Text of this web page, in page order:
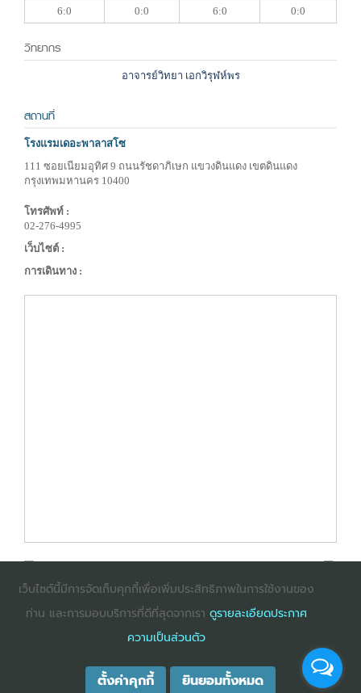
6:0 0:0 6:0 0:0
วิทยากร
อาจารย์วิทยา เอกวิรุฬห์พร
สถานที่
โรงแรมเดอะพาลาสโซ
111 ซอยเนียมอุทิศ 9 ถนนรัชดาภิเษก แขวงดินแดง เขตดินแดง
กรุงเทพมหานคร 10400
โทรศัพท์ :
02-276-4995
เว็บไซต์ :
การเดินทาง :
: InternetExplorer เวอร์ชั่น 10 ขึ้นไป
: Chrome เวอร์ชั่น 58 ขึ้นไป
COPYRIGHT ©2025DHARMNITI SEMINAR AND TRAINING CO., LTDALL
เว็บไซต์นี้มีการจัดเก็บคุกกี้เพื่อเพิ่มประสิทธิภาพในการใช้งานของ
ท่าน และการมอบบริการที่ดีที่สุดจากเรา ดูรายละเอียดประกาศ
ความเป็นส่วนตัว
ตั้งค่าคุกกี้ ยินยอมทั้งหมด